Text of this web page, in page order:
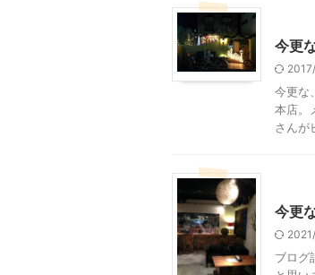
今更
今更な
本店。
さんが
今更
ブログ